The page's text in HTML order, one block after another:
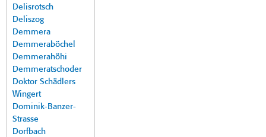
Delisrotsch
Deliszog
Demmera
Demmeraböchel
Demmerahöhi
Demmeratschoder
Doktor Schädlers
Wingert
Dominik-Banzer-
Strasse
Dorfbach